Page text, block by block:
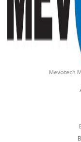
Mevotech